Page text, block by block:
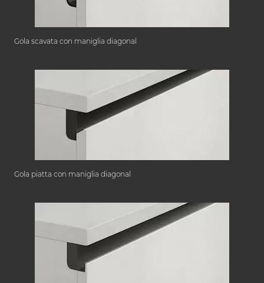
Gola scavata con maniglia diagonal
Gola piatta con maniglia diagonal